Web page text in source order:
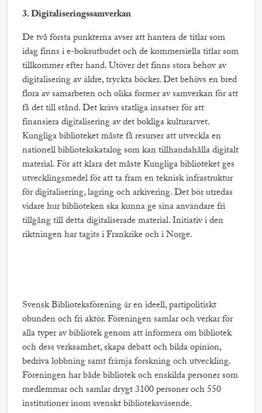
3. Digitaliseringssamverkan
De två första punkterna avser att hantera de titlar som
idag finns i e-boksutbudet och de kommersiella titlar som
tillkommer efter hand. Utöver det finns stora behov av
digitalisering av äldre, tryckta böcker. Det behövs en bred
flora av samarbeten och olika former av samverkan för att
få det till stånd. Det krävs statliga insatser för att
finansiera digitalisering av det bokliga kulturarvet.
Kungliga biblioteket måste få resurser att utveckla en
nationell bibliotekskatalog som kan tillhandahålla digitalt
material. För att klara det måste Kungliga biblioteket ges
utvecklingsmedel för att ta fram en teknisk infrastruktur
för digitalisering, lagring och arkivering. Det bör utredas
vidare hur biblioteken ska kunna ge sina användare fri
tillgång till detta digitaliserade material. Initiativ i den
riktningen har tagits i Frankrike och i Norge.
Svensk Biblioteksförening är en ideell, partipolitiskt
obunden och fri aktör. Föreningen samlar och verkar för
alla typer av bibliotek genom att informera om bibliotek
och dess verksamhet, skapa debatt och bilda opinion,
bedriva lobbning samt främja forskning och utveckling.
Föreningen har både bibliotek och enskilda personer som
medlemmar och samlar drygt 3100 personer och 550
institutioner inom svenskt biblioteksväsende.